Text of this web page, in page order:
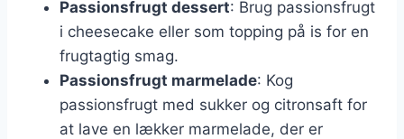
Passionsfrugt dessert: Brug passionsfrugt
i cheesecake eller som topping på is for en
frugtagtig smag.
Passionsfrugt marmelade: Kog
passionsfrugt med sukker og citronsaft for
at lave en lækker marmelade, der er